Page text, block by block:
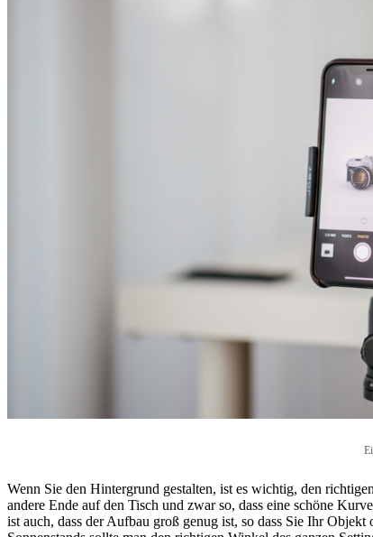
Wenn Sie den Hintergrund gestalten, ist es wichtig, den
andere Ende auf den Tisch und zwar so, dass eine schöne
ist auch, dass der Aufbau groß genug ist, so dass Sie Ihr